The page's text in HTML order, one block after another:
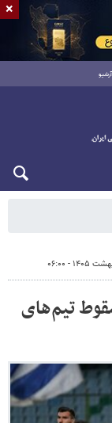
آرشیو
تیم‌های
×